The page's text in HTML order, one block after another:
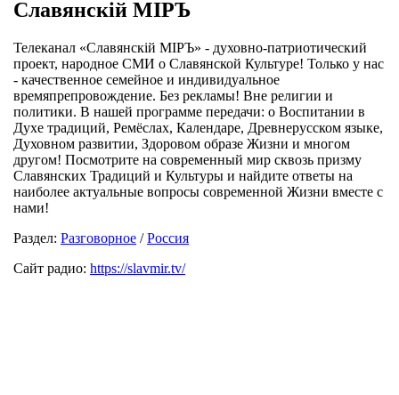
Славянскiй МIРЪ
Телеканал «Славянскiй МIРЪ» - духовно-патриотический
проект, народное СМИ о Славянской Культуре! Только у нас
- качественное семейное и индивидуальное
времяпрепровождение. Без рекламы! Вне религии и
политики. В нашей программе передачи: о Воспитании в
Духе традиций, Ремёслах, Календаре, Древнерусском языке,
Духовном развитии, Здоровом образе Жизни и многом
другом! Посмотрите на современный мир сквозь призму
Славянских Традиций и Культуры и найдите ответы на
наиболее актуальные вопросы современной Жизни вместе с
нами!
Раздел: Разговорное /Россия
Сайт радио: https://slavmir.tv/